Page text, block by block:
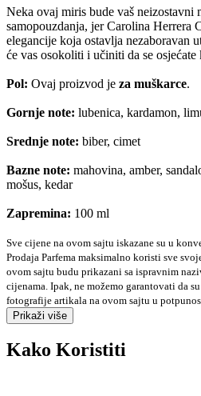
Neka ovaj miris bude vaš neizostavni
samopouzdanja, jer Carolina Herrera
elegancije koja ostavlja nezaboravan
će vas osokoliti i učiniti da se
Pol: Ovaj proizvod je za muškarce.
Gornje note: lubenica, kardamon,
Srednje note: biber, cimet
Bazne note: mahovina, amber,
mošus, kedar
Zapremina: 100 ml
Sve cijene na ovom sajtu iskazane su u
Prodaja Parfema maksimalno koristi sve
ovom sajtu budu prikazani sa ispravnim
cijenama. Ipak, ne možemo garantovati da
fotografije artikala na ovom sajtu u
Prikaži više
Kako Koristiti